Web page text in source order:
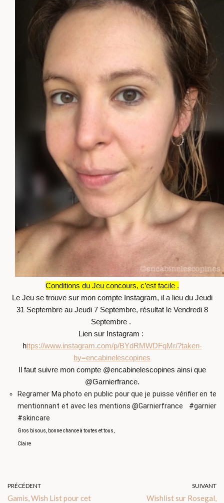
Conditions du Jeu concours, c’est facile .
Le Jeu se trouve sur mon compte Instagram, il a lieu du Jeudi
31 Septembre au Jeudi 7 Septembre, résultat le Vendredi 8
Septembre .
Lien sur Instagram :
https://www.instagram.com/p/BYdRMWDFqMr/?taken-
by=encabinelescopines
Il faut suivre mon compte @encabinelescopines ainsi que
@Garnierfrance.
Regramer Ma photo en public pour que je puisse vérifier en te
mentionnant et avec les mentions @Garnierfrance
#garnier
#skincare
Gros bisous, bonne chance à toutes et tous,
Claire
PRÉCÉDENT
Gamis, Wish List pour cet
SUIVANT
Wishlist sur Rosegal,